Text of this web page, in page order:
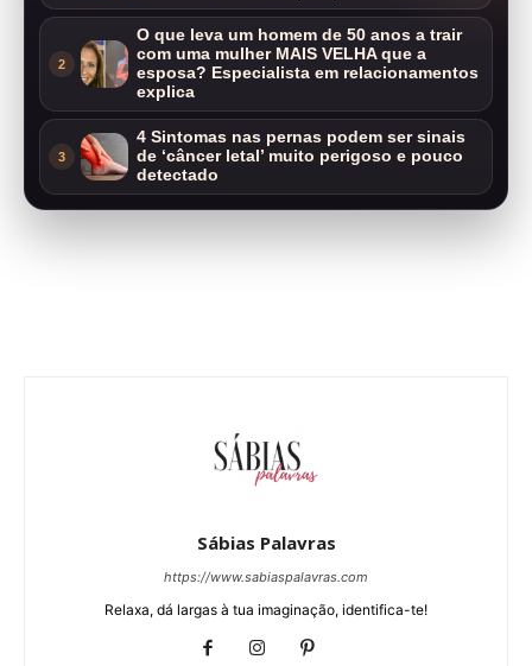
2
O que leva um homem de 50 anos a trair
com uma mulher MAIS VELHA que a
esposa? Especialista em relacionamentos
explica
3
4 Sintomas nas pernas podem ser sinais
de ‘câncer letal’ muito perigoso e pouco
detectado
Sábias Palavras
https://www.sabiaspalavras.com
Relaxa, dá largas à tua imaginação, identifica-te!